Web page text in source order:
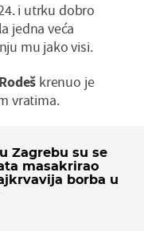
i utrku dobro
jedna veća
mu jako visi.
krenuo je
vratima.
Zagrebu su se
masakrirao
borba u